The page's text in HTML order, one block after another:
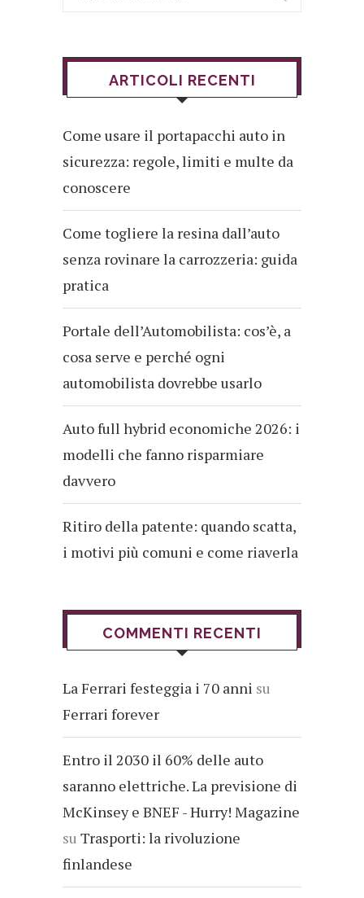
ARTICOLI RECENTI
Come usare il portapacchi auto in
sicurezza: regole, limiti e multe da
conoscere
Come togliere la resina dall’auto
senza rovinare la carrozzeria: guida
pratica
Portale dell’Automobilista: cos’è, a
cosa serve e perché ogni
automobilista dovrebbe usarlo
Auto full hybrid economiche 2026: i
modelli che fanno risparmiare
davvero
Ritiro della patente: quando scatta,
i motivi più comuni e come riaverla
COMMENTI RECENTI
La Ferrari festeggia i 70 anni su
Ferrari forever
Entro il 2030 il 60% delle auto
saranno elettriche. La previsione di
McKinsey e BNEF - Hurry! Magazine
su Trasporti: la rivoluzione
finlandese